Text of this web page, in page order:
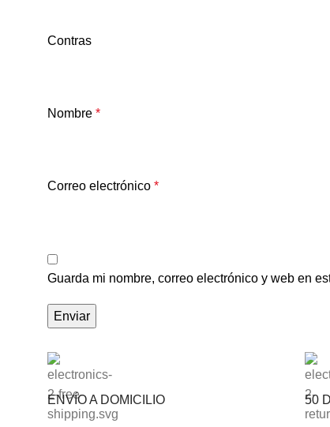
Contras
Nombre *
Correo electrónico *
Guarda mi nombre, correo electrónico y web en
ENVÍO A DOMICILIO 50